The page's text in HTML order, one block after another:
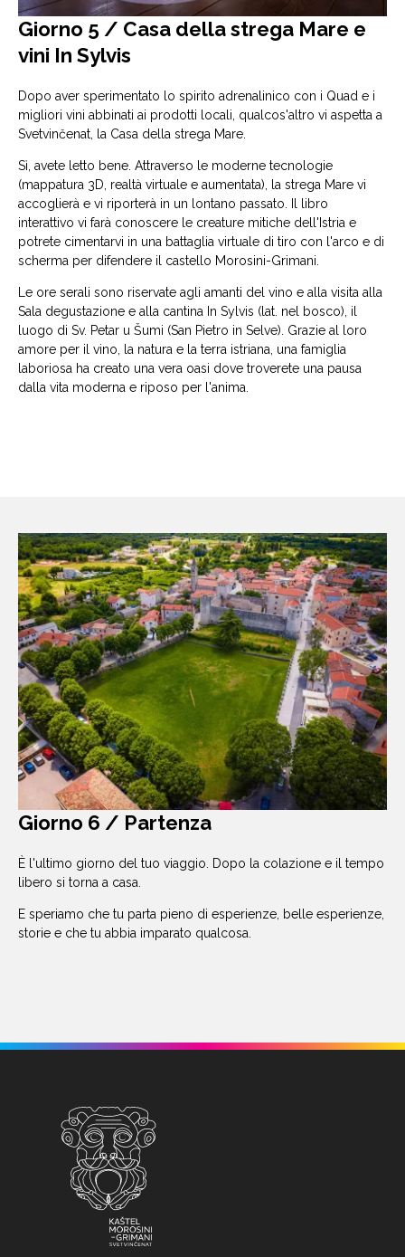
Giorno 5 / Casa della strega Mare e
vini In Sylvis
Dopo aver sperimentato lo spirito adrenalinico con i Quad e i
migliori vini abbinati ai prodotti locali, qualcos'altro vi aspetta a
Svetvinčenat, la Casa della strega Mare.
Sì, avete letto bene. Attraverso le moderne tecnologie
(mappatura 3D, realtà virtuale e aumentata), la strega Mare vi
accoglierà e vi riporterà in un lontano passato. Il libro
interattivo vi farà conoscere le creature mitiche dell'Istria e
potrete cimentarvi in ​​una battaglia virtuale di tiro con l'arco e di
scherma per difendere il castello Morosini-Grimani.
Le ore serali sono riservate agli amanti del vino e alla visita alla
Sala degustazione e alla cantina In Sylvis (lat. nel bosco), il
luogo di Sv. Petar u Šumi (San Pietro in Selve). Grazie al loro
amore per il vino, la natura e la terra istriana, una famiglia
laboriosa ha creato una vera oasi dove troverete una pausa
dalla vita moderna e riposo per l'anima.
Giorno 6 / Partenza
È l'ultimo giorno del tuo viaggio. Dopo la colazione e il tempo
libero si torna a casa.
E speriamo che tu parta pieno di esperienze, belle esperienze,
storie e che tu abbia imparato qualcosa.